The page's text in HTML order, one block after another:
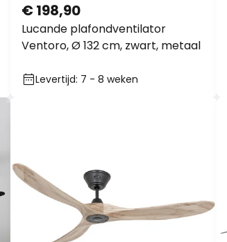
Lucande plafondventilator
Ventoro, Ø 132 cm, zwart, metaal
€ 198,90
Levertijd: 7 - 8 weken